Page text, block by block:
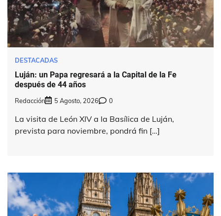
DESTACADAS
Luján: un Papa regresará a la Capital de la Fe
después de 44 años
Redacción 5 Agosto, 2026 0
La visita de León XIV a la Basílica de Luján,
prevista para noviembre, pondrá fin […]